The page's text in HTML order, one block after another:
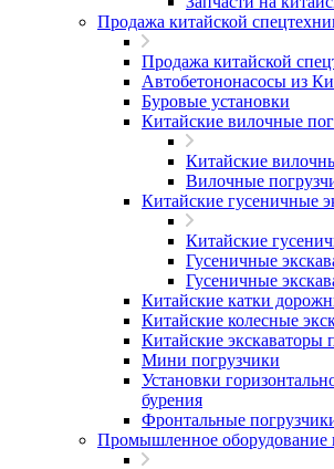
Продажа китайской
Продажа китайской
Автобетононасосы из
Буровые установки
Китайские вилочные
Китайские
Вилочные
Китайские гусеничные
Китайские
Гусеничные
Гусеничные
Китайские катки
Китайские колесные
Китайские экскаваторы
Мини погрузчики
Установки
бурения
Фронтальные
Промышленное оборудование